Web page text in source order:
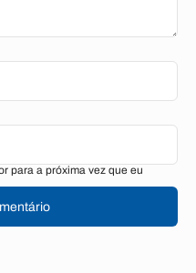
para a próxima vez que eu